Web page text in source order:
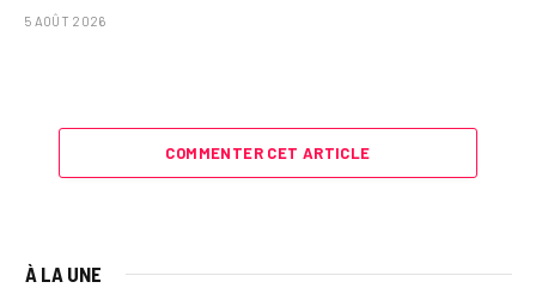
5 AOÛT 2026
COMMENTER CET ARTICLE
À LA UNE